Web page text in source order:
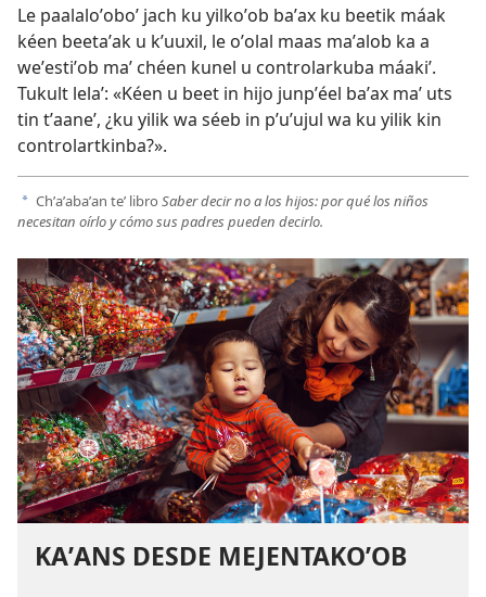
Le paalaloʼoboʼ jach ku yilkoʼob baʼax ku beetik máak
kéen beetaʼak u kʼuuxil, le oʼolal maas maʼalob ka a
weʼestiʼob maʼ chéen kunel u controlarkuba máakiʼ.
Tukult lelaʼ: «Kéen u beet in hijo junpʼéel baʼax maʼ uts
tin tʼaaneʼ, ¿ku yilik wa séeb in pʼuʼujul wa ku yilik kin
controlartkinba?».
a Chʼaʼabaʼan teʼ libro Saber decir no a los hijos: por qué los niños
necesitan oírlo y cómo sus padres pueden decirlo.
KAʼANS DESDE MEJENTAKOʼOB